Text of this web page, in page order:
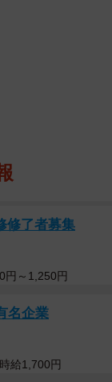
修了者募集
円～1,250円
名企業
給1,700円